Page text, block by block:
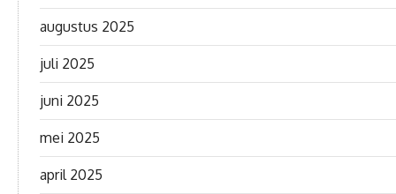
augustus 2025
juli 2025
juni 2025
mei 2025
april 2025